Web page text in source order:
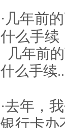
· 几年前
什么手续
几年前
什么手续
·去年，
银行卡办